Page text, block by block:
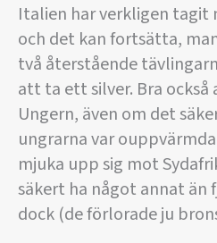
Italien har verkligen tagit
och det kan fortsätta,
två återstående
att ta ett silver. Bra också
Ungern, även om det
ungrarna var
mjuka upp sig mot
säkert ha något annat än
dock (de förlorade ju